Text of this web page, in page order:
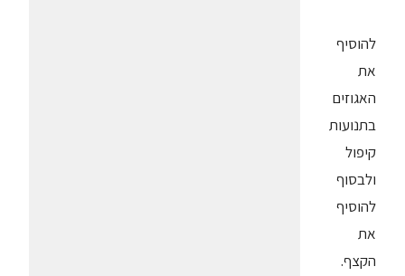
להוסיף
את
האגוזים
בתנועות
קיפול
ולבסוף
להוסיף
את
הקצף.